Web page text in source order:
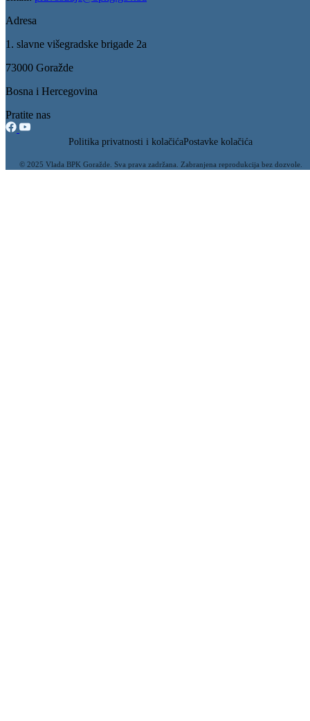
Osigurana sredstva za realizaciju nekoliko prioritetnih projekata
rekonstrukcije i sanacije objekata u vlasništvu našeg kantona